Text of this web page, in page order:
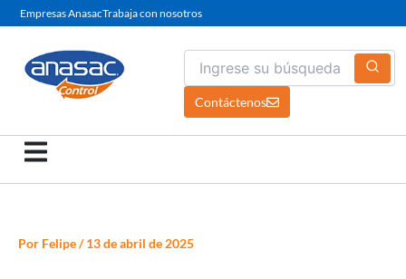
al
Empresas AnasacTrabaja con nosotros
Contáctenos
Por Felipe/13 de abril de 2025